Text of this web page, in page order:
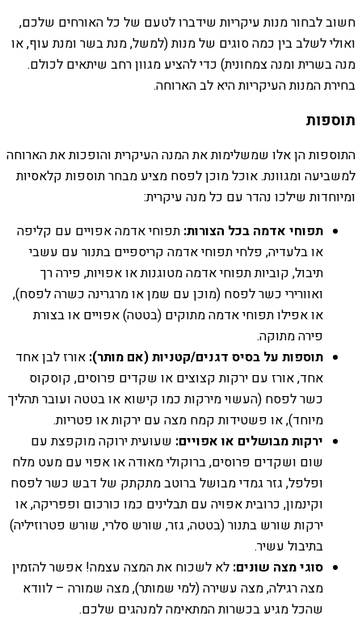
חשוב לבחור מנות עיקריות שידברו לטעם של כל האורחים שלכם,
ואולי לשלב בין כמה סוגים של מנות (למשל, מנת בשר ומנת עוף, או
מנה בשרית ומנה צמחונית) כדי להציע מגוון רחב שיתאים לכולם.
בחירת המנות העיקריות היא לב הארוחה.
תוספות
התוספות הן אלו שמשלימות את המנה העיקרית והופכות את הארוחה
למשביעה ומגוונת. אוכל מוכן לפסח מציע מבחר תוספות קלאסיות
ומיוחדות שילכו נהדר עם כל מנה עיקרית:
תפוחי אדמה בכל הצורות: תפוחי אדמה אפויים עם קליפה
או בלעדיה, פלחי תפוחי אדמה קריספיים בתנור עם עשבי
תיבול, קוביות תפוחי אדמה מטוגנות או אפויות, פירה רך
ואוורירי כשר לפסח (מוכן עם שמן או מרגרינה כשרה לפסח),
או אפילו תפוחי אדמה מתוקים (בטטה) אפויים או בצורת
פירה מתוקה.
תוספות על בסיס דגנים/קטניות (אם מותר): אורז לבן אחד
אחד, אורז עם ירקות קצוצים או שקדים פרוסים, קוסקוס
כשר לפסח (העשוי מירקות כמו קישוא או בטטה ועובר תהליך
מיוחד), או פשטידות קמח מצה עם ירקות או פטריות.
ירקות מבושלים או אפויים: שעועית ירוקה מוקפצת עם
שום ושקדים פרוסים, ברוקולי מאודה או אפוי עם מעט מלח
ופלפל, גזר גמדי מבושל ברוטב מתקתק של דבש כשר לפסח
וקינמון, כרובית אפויה עם תבלינים כמו כורכום ופפריקה, או
ירקות שורש בתנור (בטטה, גזר, שורש סלרי, שורש פטרוזיליה)
בתיבול עשיר.
סוגי מצה שונים: לא לשכוח את המצה עצמה! אפשר להזמין
מצה רגילה, מצה עשירה (למי שמותר), מצה שמורה – לוודא
שהכל מגיע בכשרות המתאימה למנהגים שלכם.